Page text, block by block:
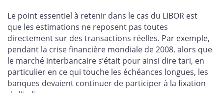
Le point essentiel à retenir dans le cas du LIBOR est
que les estimations ne reposent pas toutes
directement sur des transactions réelles. Par exemple,
pendant la crise financière mondiale de 2008, alors que
le marché interbancaire s’était pour ainsi dire tari, en
particulier en ce qui touche les échéances longues, les
banques devaient continuer de participer à la fixation